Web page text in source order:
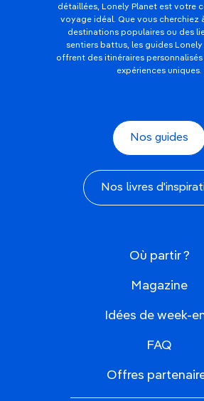
détaillées, Lonely Planet est votre
voyage idéal. Que vous cherchiez
destinations populaires ou des
sentiers battus, les guides
offrent des itinéraires
expériences uniques.
Nos guides
Nos livres
Où partir ?
Magazine
Idées de week-
FAQ
Offres